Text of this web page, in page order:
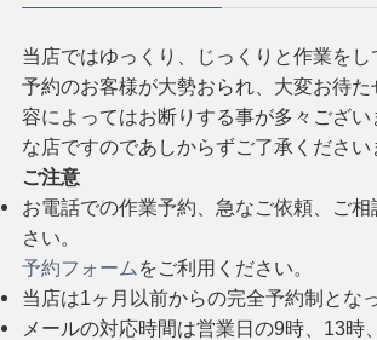
当店ではゆっくり、じっくりと作業を
予約のお客様が大勢おられ、大変お待た
容によってはお断りする事が多々ござい
な店ですのであしからずご了承ください
ご注意
お電話での作業予約、急なご依頼、ご
さい。
予約フォーム をご利用ください。
当店は1ヶ月以前からの完全予約制とな
メールの対応時間は営業日の9時、13時